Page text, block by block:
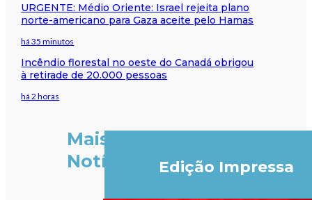
URGENTE: Médio Oriente: Israel rejeita plano
norte-americano para Gaza aceite pelo Hamas
há 35 minutos
Incêndio florestal no oeste do Canadá obrigou
à retirade de 20.000 pessoas
há 2 horas
Mais
Notícias
Edição Impressa